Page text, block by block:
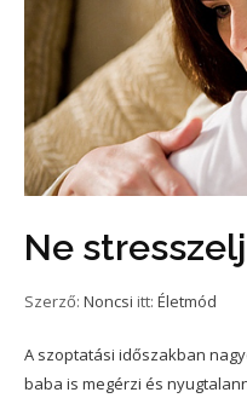
Ne
Szerző: Noncsi itt: Életmód
A szoptatási időszakban
baba is megérzi és